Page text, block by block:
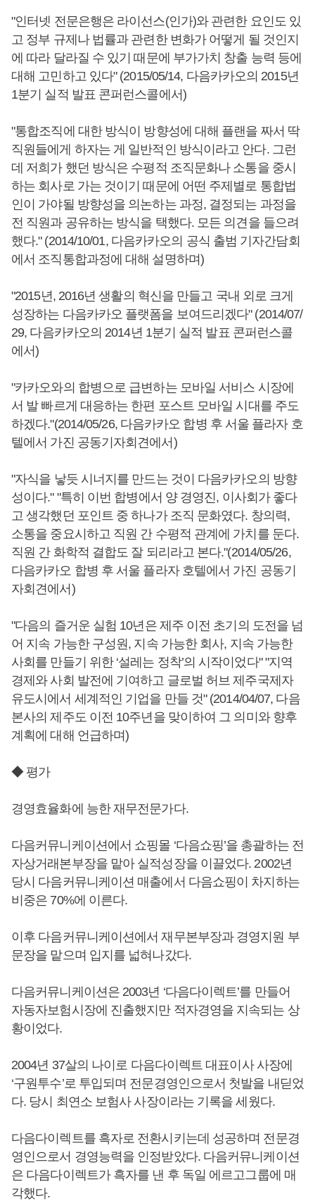
"인터넷 전문은행은 라이선스(인가)와 관련한 요인도 있
고 정부 규제나 법률과 관련한 변화가 어떻게 될 것인지
에 따라 달라질 수 있기 때문에 부가가치 창출 능력 등에
대해 고민하고 있다" (2015/05/14, 다음카카오의 2015년
1분기 실적 발표 콘퍼런스콜에서)
"통합조직에 대한 방식이 방향성에 대해 플랜을 짜서 딱
직원들에게 하자는 게 일반적인 방식이라고 안다. 그런
데 저희가 했던 방식은 수평적 조직문화나 소통을 중시
하는 회사로 가는 것이기 때문에 어떤 주제별로 통합법
인이 가야될 방향성을 의논하는 과정, 결정되는 과정을
전 직원과 공유하는 방식을 택했다. 모든 의견을 들으려
했다." (2014/10/01, 다음카카오의 공식 출범 기자간담회
에서 조직통합과정에 대해 설명하며)
"2015년, 2016년 생활의 혁신을 만들고 국내 외로 크게
성장하는 다음카카오 플랫폼을 보여드리겠다" (2014/07/
29, 다음카카오의 2014년 1분기 실적 발표 콘퍼런스콜
에서)
"카카오와의 합병으로 급변하는 모바일 서비스 시장에
서 발 빠르게 대응하는 한편 포스트 모바일 시대를 주도
하겠다."(2014/05/26, 다음카카오 합병 후 서울 플라자 호
텔에서 가진 공동기자회견에서)
"자식을 낳듯 시너지를 만드는 것이 다음카카오의 방향
성이다." "특히 이번 합병에서 양 경영진, 이사회가 좋다
고 생각했던 포인트 중 하나가 조직 문화였다. 창의력,
소통을 중요시하고 직원 간 수평적 관계에 가치를 둔다.
직원 간 화학적 결합도 잘 되리라고 본다."(2014/05/26,
다음카카오 합병 후 서울 플라자 호텔에서 가진 공동기
자회견에서)
"다음의 즐거운 실험 10년은 제주 이전 초기의 도전을 넘
어 지속 가능한 구성원, 지속 가능한 회사, 지속 가능한
사회를 만들기 위한 ‘설레는 정착’의 시작이었다" "지역
경제와 사회 발전에 기여하고 글로벌 허브 제주국제자
유도시에서 세계적인 기업을 만들 것" (2014/04/07, 다음
본사의 제주도 이전 10주년을 맞이하여 그 의미와 향후
계획에 대해 언급하며)
◆ 평가
경영효율화에 능한 재무전문가다.
다음커뮤니케이션에서 쇼핑몰 ‘다음쇼핑’을 총괄하는 전
자상거래본부장을 맡아 실적성장을 이끌었다. 2002년
당시 다음커뮤니케이션 매출에서 다음쇼핑이 차지하는
비중은 70%에 이른다.
이후 다음커뮤니케이션에서 재무본부장과 경영지원 부
문장을 맡으며 입지를 넓혀나갔다.
다음커뮤니케이션은 2003년 ‘다음다이렉트’를 만들어
자동자보험시장에 진출했지만 적자경영을 지속되는 상
황이었다.
2004년 37살의 나이로 다음다이렉트 대표이사 사장에
‘구원투수’로 투입되며 전문경영인으로서 첫발을 내딛었
다. 당시 최연소 보험사 사장이라는 기록을 세웠다.
다음다이렉트를 흑자로 전환시키는데 성공하며 전문경
영인으로서 경영능력을 인정받았다. 다음커뮤니케이션
은 다음다이렉트가 흑자를 낸 후 독일 에르고그룹에 매
각했다.